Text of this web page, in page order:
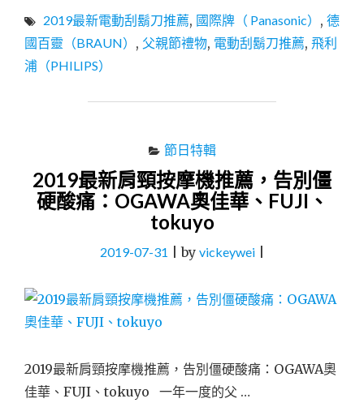
新
電
國
百
靈
利
PHILIPS、
PANASONIC"
2019最新電動刮鬍刀推薦, 國際牌（ Panasonic） , 德
國百靈（BRAUN） , 父親節禮物, 電動刮鬍刀推薦, 飛利
浦（PHILIPS）
節日特輯
2019最新肩頸按摩機推薦，告別僵
硬酸痛：OGAWA奧佳華、FUJI、
tokuyo
2019-07-31 |by vickeywei|
2019最新肩頸按摩機推薦，告別僵硬酸痛：OGAWA奧
佳華、FUJI、tokuyo 一年一度的父 …